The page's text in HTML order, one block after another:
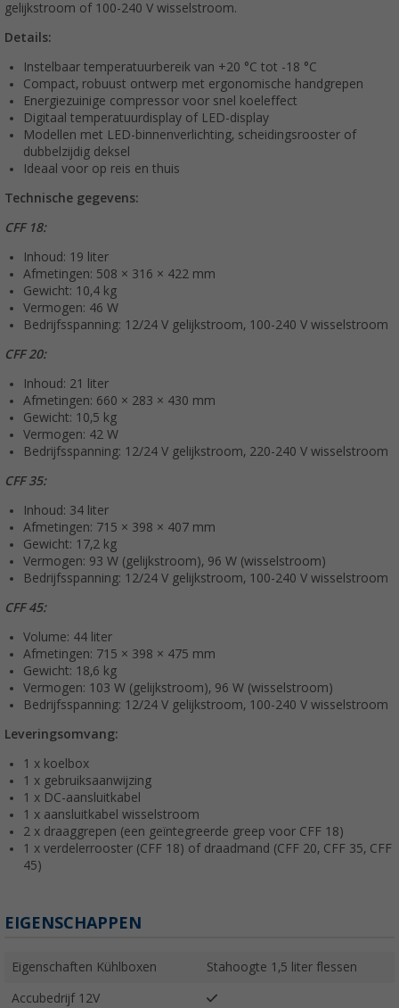
gelijkstroom of 100-240 V wisselstroom.
Details:
Instelbaar temperatuurbereik van +20 °C tot -18 °C
Compact, robuust ontwerp met ergonomische handgrepen
Energiezuinige compressor voor snel koeleffect
Digitaal temperatuurdisplay of LED-display
Modellen met LED-binnenverlichting, scheidingsrooster of
dubbelzijdig deksel
Ideaal voor op reis en thuis
Technische gegevens:
CFF 18:
Inhoud: 19 liter
Afmetingen: 508 × 316 × 422 mm
Gewicht: 10,4 kg
Vermogen: 46 W
Bedrijfsspanning: 12/24 V gelijkstroom, 100-240 V wisselstroom
CFF 20:
Inhoud: 21 liter
Afmetingen: 660 × 283 × 430 mm
Gewicht: 10,5 kg
Vermogen: 42 W
Bedrijfsspanning: 12/24 V gelijkstroom, 220-240 V wisselstroom
CFF 35:
Inhoud: 34 liter
Afmetingen: 715 × 398 × 407 mm
Gewicht: 17,2 kg
Vermogen: 93 W (gelijkstroom), 96 W (wisselstroom)
Bedrijfsspanning: 12/24 V gelijkstroom, 100-240 V wisselstroom
CFF 45:
Volume: 44 liter
Afmetingen: 715 × 398 × 475 mm
Gewicht: 18,6 kg
Vermogen: 103 W (gelijkstroom), 96 W (wisselstroom)
Bedrijfsspanning: 12/24 V gelijkstroom, 100-240 V wisselstroom
Leveringsomvang:
1 x koelbox
1 x gebruiksaanwijzing
1 x DC-aansluitkabel
1 x aansluitkabel wisselstroom
2 x draaggrepen (een geïntegreerde greep voor CFF 18)
1 x verdelerrooster (CFF 18) of draadmand (CFF 20, CFF 35, CFF
45)
EIGENSCHAPPEN
Eigenschaften Kühlboxen Stahoogte 1,5 liter flessen
Accubedrijf 12V